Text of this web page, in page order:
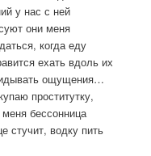
у нас с ней
они меня
когда еду
ехать вдоль их
ощущения…
проститутку,
бессонница
стучит, водку пить